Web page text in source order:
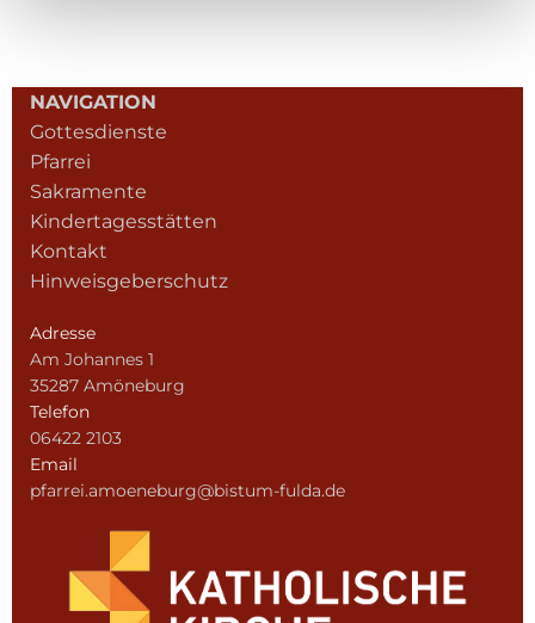
NAVIGATION
Gottesdienste
Pfarrei
Sakramente
Kindertagesstätten
Kontakt
Hinweisgeberschutz
Adresse
Am Johannes 1
35287 Amöneburg
Telefon
06422 2103
Email
pfarrei.amoeneburg@bistum-fulda.de